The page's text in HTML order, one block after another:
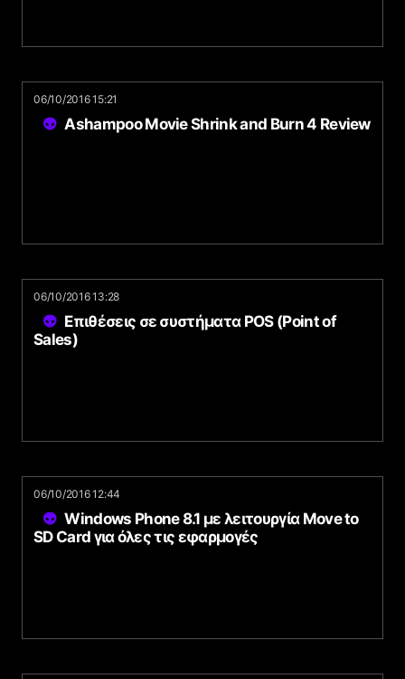
06/10/2016 15:21
Ashampoo Movie Shrink and Burn 4 Review
06/10/2016 13:28
Επιθέσεις σε συστήματα POS (Point of
Sales)
06/10/2016 12:44
Windows Phone 8.1 με λειτουργία Move to
SD Card για όλες τις εφαρμογές